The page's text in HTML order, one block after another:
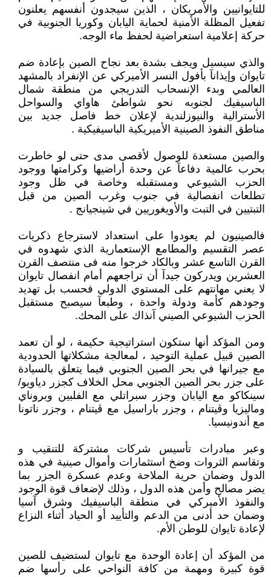
للتايوانيين والأمريكان ، الذين سيجدون أنفسهم يعلنون
تفعيل المظلة الأمنية لحماية اليابان وكوريا الجنوبية في
حركة إعلامية استعراضية لحفظ ماء الوجه.
والذي سيسيل ويجف بشدة بعد نجاح الصين بإعادة ضم
تايوان وإيذانآ بأفول النسر الأميركي عن الإنفراد بالمشهد
العالمي وبدء الإنسحاب التدريجي من منطقة شمال
الباسيفيك لجنوبه نحو شواطئ هاواي والسواحل
الأسترالية والنيوزلندية لإعلان خط فاصل جديد بين
مناطق النفوذ الصينية الأميريكية الباسيفيكية .
والصين مستعدة للوصول لأقصى مدى حتى لو خاطرت
بحرب عالمية دفاعآ عن وحدة أراضيها وكرامتها ووجود
الحزب الشيوعي ومستقبله وخاصة في ظل وجود
تطلعات انفصالية في جنوب وغرب الصين من قبل
التبتيين في التبت والأويغوريين في شينجيانج .
فالصينيون لم يعودوا على استعداد لاسترجاع ذكريات
عصر التقسيم والمطامع الإستعمارية الذي شهدوه في
القرن التاسع عشر وبالكاد خرجوا منه فى منتصف القرن
العشرين ويدركون جيدآ أن تراجعهم أمام انفصال تايوان
لا يعني مهانتهم على المستوي الدولي فحسب بل تهديد
وجودهم كأمة ودولة واحدة ، وطبعآ سيصبح مستقبل
الحزب الشيوعي الصيني آنذاك على المحك.
ومن المؤكد أنها ستكون استراتيجية حكيمة ، لو أن تعمد
الصين قبيل عملية التوحيد ، لمعالجة مشكلاتها الحدودية
مع جيرانها في بحر الصين الجنوبي فيما يتعلق بالسيادة
على جزر بحر الصين الجنوبي محل الخلاف كجزر دياويو/
سينكاكو مع اليابان وجزر سبراتلي مع الفلبين وبروناي
وماليزيا وڨيتنام ، وجزر باراسيل مع ڨيتنام ، وجزر ناتونا
مع أندونيسيا.
وعبر مبادرات تأسيس شركات مشتركة للتنقيب و
وتقاسم الثروات وضخ استثمارات وأموال صينية في هذه
الدول وضمان حرية الملاحة وعدم عسكرة الجزر بما
يضر مصالح وأمن هذه الدول ، وذلك لإضعاف قوة الوجود
والنفوذ الأميركي في منطقة الباسيفيك وشرق آسيا
وضمان حد أدنى من الدعم والتأييد أو الحياد أثناء النزاع
لإعادة تايوان للوطن الأم.
من المؤكد أن إعادة الوحدة مع تايوان لستضيف للصين
قوة كبيرة ومهمة من كافة النواحي على رأسها ضم